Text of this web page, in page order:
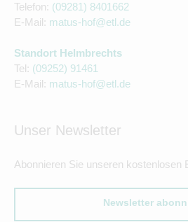
Telefon: (09281) 8401662
E-Mail: matus-hof@etl.de
Standort Helmbrechts
Tel: (09252) 91461
E-Mail: matus-hof@etl.de
Unser Newsletter
Abonnieren Sie unseren kostenlosen
Newsletter